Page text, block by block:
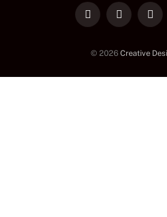
LinkedInFacebook
© 2026 Creative